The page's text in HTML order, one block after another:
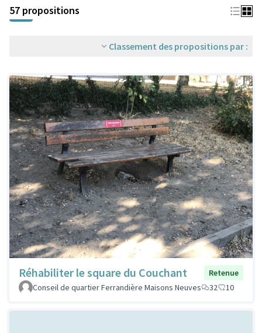
57 propositions
Classement des propositions par :
Réhabiliter le square du Couchant
Retenue
Conseil de quartier Ferrandière Maisons Neuves
32 10